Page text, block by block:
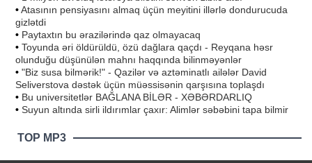
•Atasının pensiyasını almaq üçün meyitini illərlə dondurucuda
gizlətdi
• Paytaxtın bu ərazilərində qaz olmayacaq
• Toyunda əri öldürüldü, özü dağlara qaçdı - Reyqana həsr
olunduğu düşünülən mahnı haqqında bilinməyənlər
• "Biz susa bilmərik!" - Qazilər və aztəminatlı ailələr David
Seliverstova dəstək üçün müəssisənin qarşısına toplaşdı
• Bu universitetlər BAĞLANA BİLƏR - XƏBƏRDARLIQ
• Suyun altında sirli ildırımlar çaxır: Alimlər səbəbini tapa bilmir
TOP MP3